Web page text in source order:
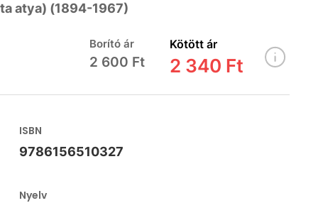
atya) (1894-1967)
Borító ár
2 600 Ft
Kötött ár
2 340 Ft
ISBN
9786156510327
Nyelv